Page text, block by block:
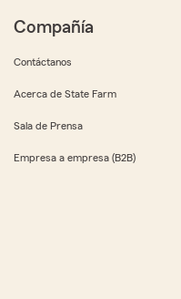
Compañía
Contáctanos
Acerca de State Farm
Sala de Prensa
Empresa a empresa (B2B)